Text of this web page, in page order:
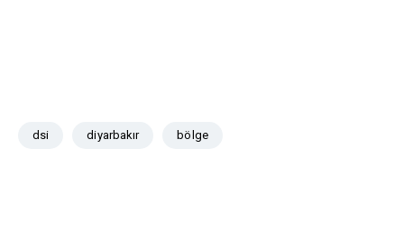
dsi diyarbakır bölge